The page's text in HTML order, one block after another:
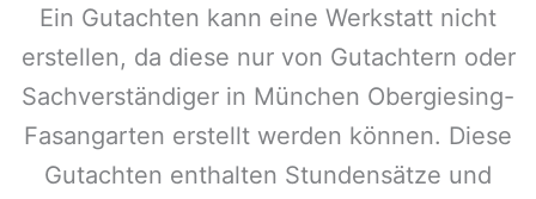
Ein Gutachten kann eine Werkstatt nicht
erstellen, da diese nur von Gutachtern oder
Sachverständiger in München Obergiesing-
Fasangarten erstellt werden können. Diese
Gutachten enthalten Stundensätze und